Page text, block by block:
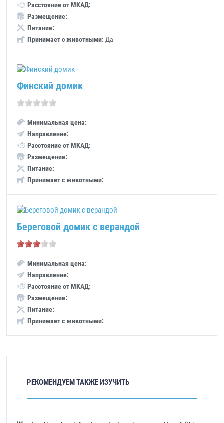
Расстояние от МКАД:
Размещение:
Питание:
Принимает с животными: Да
Финский домик
Минимальная цена:
Направление:
Расстояние от МКАД:
Размещение:
Питание:
Принимает с животными:
Береговой домик с верандой
Минимальная цена:
Направление:
Расстояние от МКАД:
Размещение:
Питание:
Принимает с животными:
РЕКОМЕНДУЕМ ТАКЖЕ ИЗУЧИТЬ